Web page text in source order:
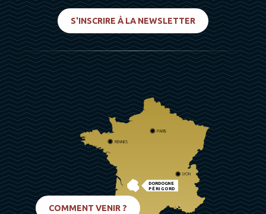
S'INSCRIRE À LA NEWSLETTER
DORDOGNE
PÉRIGORD
PARIS
RENNES
LYON
COMMENT VENIR ?